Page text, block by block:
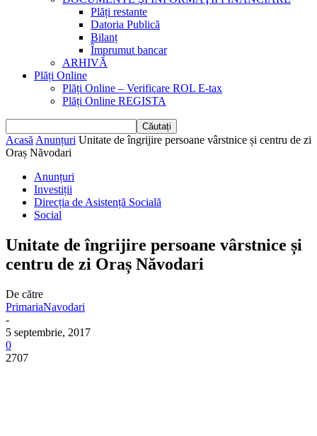
Plăți restante
Datoria Publică
Bilanț
Împrumut bancar
ARHIVĂ
Plăți Online
Plăți Online – Verificare ROL E-tax
Plăți Online REGISTA
Acasă Anunțuri Unitate de îngrijire persoane vârstnice și centru de zi
Oraș Năvodari
Anunțuri
Investiții
Direcția de Asistență Socială
Social
Unitate de îngrijire persoane vârstnice și
centru de zi Oraș Năvodari
De către
PrimariaNavodari
-
5 septembrie, 2017
0
2707